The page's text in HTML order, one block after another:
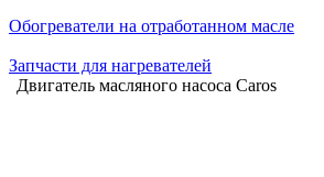
Обогреватели на отработанном масле
Запчасти для нагревателей
Двигатель масляного насоса Caros